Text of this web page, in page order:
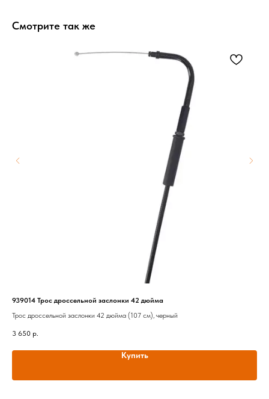
Смотрите так же
939014 Трос дроссельной заслонки 42 дюйма
Трос дроссельной заслонки 42 дюйма (107 см), черный
3 650 р.
Купить